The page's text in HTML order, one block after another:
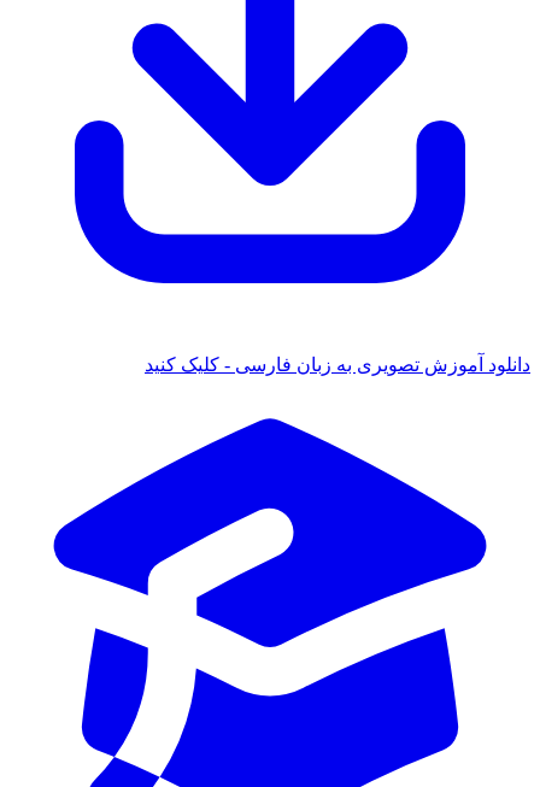
دانلود آموزش تصویری به زبان فارسی - کلیک کنید